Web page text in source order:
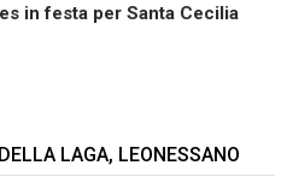
in festa per Santa Cecilia
LAGA, LEONESSANO